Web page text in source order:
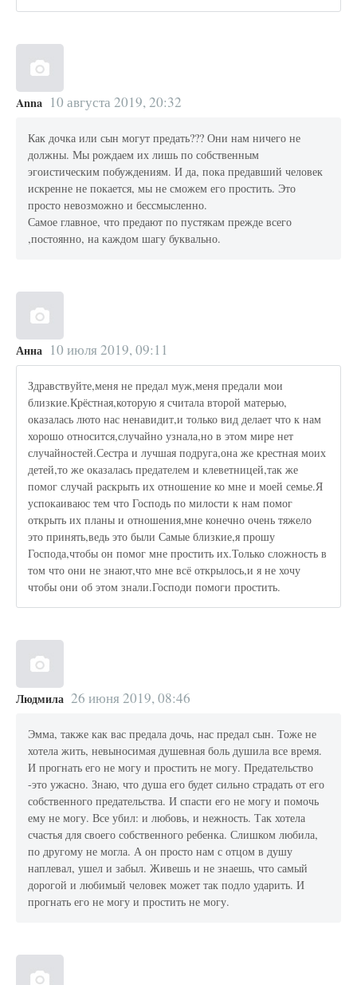
Anna 10 августа 2019, 20:32
Как дочка или сын могут предать??? Они нам ничего не
должны. Мы рождаем их лишь по собственным
эгоистическим побуждениям. И да, пока предавший человек
искренне не покается, мы не сможем его простить. Это
просто невозможно и бессмысленно.
Самое главное, что предают по пустякам прежде всего
,постоянно, на каждом шагу буквально.
Анна 10 июля 2019, 09:11
Здравствуйте,меня не предал муж,меня предали мои
близкие.Крёстная,которую я считала второй матерью,
оказалась люто нас ненавидит,и только вид делает что к нам
хорошо относится,случайно узнала,но в этом мире нет
случайностей.Сестра и лучшая подруга,она же крестная моих
детей,то же оказалась предателем и клеветницей,так же
помог случай раскрыть их отношение ко мне и моей семье.Я
успокаиваюс тем что Господь по милости к нам помог
открыть их планы и отношения,мне конечно очень тяжело
это принять,ведь это были Самые близкие,я прошу
Господа,чтобы он помог мне простить их.Только сложность в
том что они не знают,что мне всё открылось,и я не хочу
чтобы они об этом знали.Господи помоги простить.
Людмила 26 июня 2019, 08:46
Эмма, также как вас предала дочь, нас предал сын. Тоже не
хотела жить, невыносимая душевная боль душила все время.
И прогнать его не могу и простить не могу. Предательство
-это ужасно. Знаю, что душа его будет сильно страдать от его
собственного предательства. И спасти его не могу и помочь
ему не могу. Все убил: и любовь, и нежность. Так хотела
счастья для своего собственного ребенка. Слишком любила,
по другому не могла. А он просто нам с отцом в душу
наплевал, ушел и забыл. Живешь и не знаешь, что самый
дорогой и любимый человек может так подло ударить. И
прогнать его не могу и простить не могу.